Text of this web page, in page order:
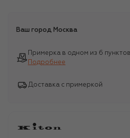
Ваш город Москва
Примерка в одном из 6
Подробнее
Доставка с примеркой